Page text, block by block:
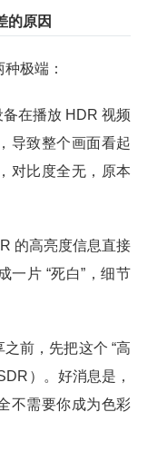
的原因
极端：
在播放 HDR 视频
导致整个画面看起
对比度全无，原本
的高亮度信息直接
一片 “死白”，细节
前，先把这个 “高
）。好消息是，
不需要你成为色彩